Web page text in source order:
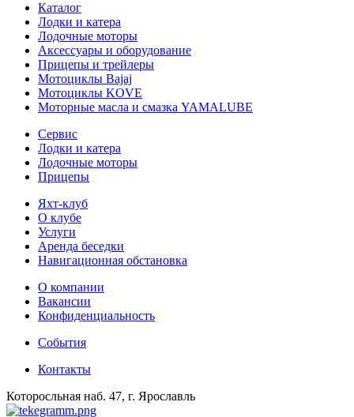
Каталог
Лодки и катера
Лодочные моторы
Аксессуары и оборудование
Прицепы и трейлеры
Мотоциклы Bajaj
Мотоциклы KOVE
Моторные масла и смазка YAMALUBE
Сервис
Лодки и катера
Лодочные моторы
Прицепы
Яхт-клуб
О клубе
Услуги
Аренда беседки
Навигационная обстановка
О компании
Вакансии
Конфиденциальность
События
Контакты
Которосльная наб. 47, г. Ярославль